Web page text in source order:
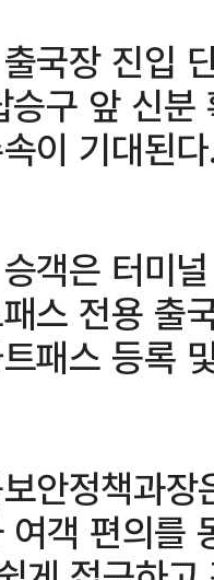
국장 진입
구 앞 신
이 기대된
객은 터미
스 전용 출
패스 등록
안정책과
객 편의를